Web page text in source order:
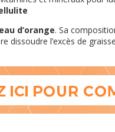
d’orange. Sa
dissoudre l’excès de